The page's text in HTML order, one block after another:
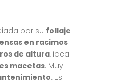
por su follaje
en racimos
de altura, ideal
macetas. Muy
. Es